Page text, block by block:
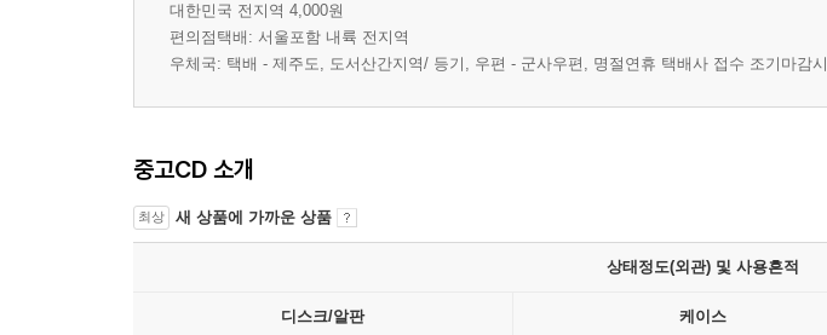
대한민국 전지역 4,000원
편의점택배: 서울포함 내륙 전지역
우체국: 택배 - 제주도, 도서산간지역/ 등기, 우편 - 군사우편, 명절연휴 택배사 접수 조기마감시
중고CD 소개
최상 새 상품에 가까운 상품
상태정도(외관) 및 사용흔적
디스크/알판 케이스